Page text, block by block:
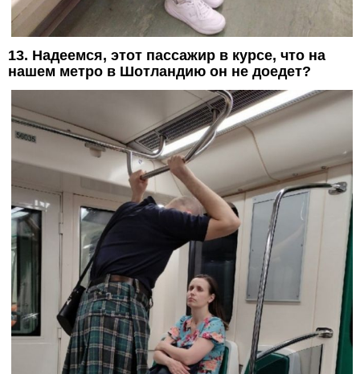
13. Надеемся, этот пассажир в курсе, что на
нашем метро в Шотландию он не доедет?